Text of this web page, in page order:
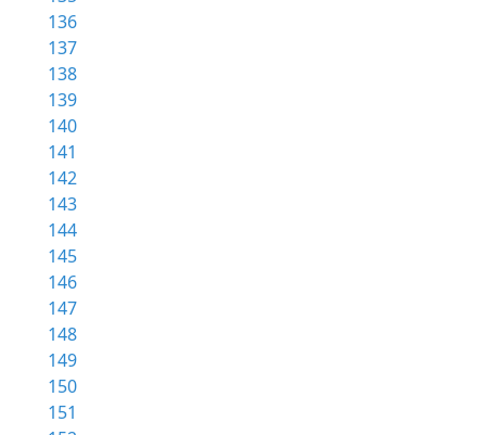
136
137
138
139
140
141
142
143
144
145
146
147
148
149
150
151